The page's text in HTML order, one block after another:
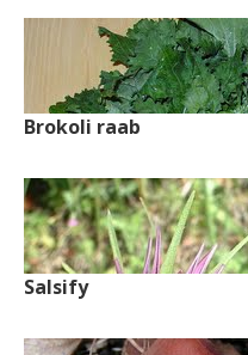
Brokoli raab
Salsify